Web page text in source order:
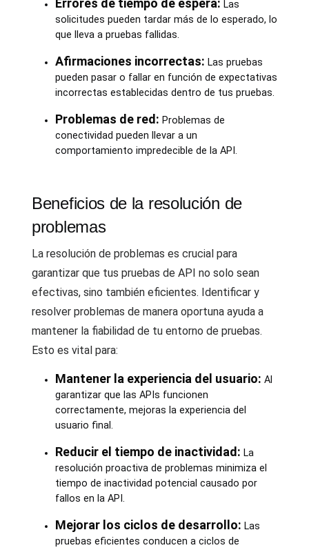
Errores de tiempo de espera: Las
solicitudes pueden tardar más de lo esperado, lo
que lleva a pruebas fallidas.
Afirmaciones incorrectas: Las pruebas
pueden pasar o fallar en función de expectativas
incorrectas establecidas dentro de tus pruebas.
Problemas de red: Problemas de
conectividad pueden llevar a un
comportamiento impredecible de la API.
Beneficios de la resolución de
problemas
La resolución de problemas es crucial para
garantizar que tus pruebas de API no solo sean
efectivas, sino también eficientes. Identificar y
resolver problemas de manera oportuna ayuda a
mantener la fiabilidad de tu entorno de pruebas.
Esto es vital para:
Mantener la experiencia del usuario: Al
garantizar que las APIs funcionen
correctamente, mejoras la experiencia del
usuario final.
Reducir el tiempo de inactividad: La
resolución proactiva de problemas minimiza el
tiempo de inactividad potencial causado por
fallos en la API.
Mejorar los ciclos de desarrollo: Las
pruebas eficientes conducen a ciclos de